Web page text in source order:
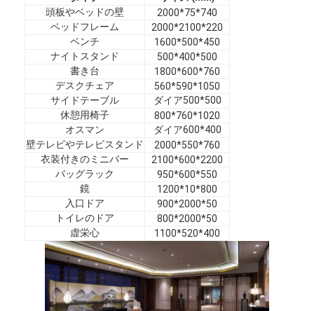
ホテル家具
ヴィラ家具
アパートの家具
商用クラブ家具
ダイニングルームの家具
オフィス家具
据え付け家具
装飾された家具
頭板やベッドの壁
2000*75*740
ベッドフレーム
2000*2100*220
ベンチ
1600*500*450
ナイトスタンド
500*400*500
書き台
1800*600*760
デスクチェア
560*590*1050
サイドテーブル
ダイア500*500
休憩用椅子
800*760*1020
オスマン
ダイア600*400
壁テレビやテレビスタンド
2000*550*760
衣装付きのミニバー
2100*600*2200
バッグラック
950*600*550
鏡
1200*10*800
入口ドア
900*2000*50
トイレのドア
800*2000*50
虚栄心
1100*520*400